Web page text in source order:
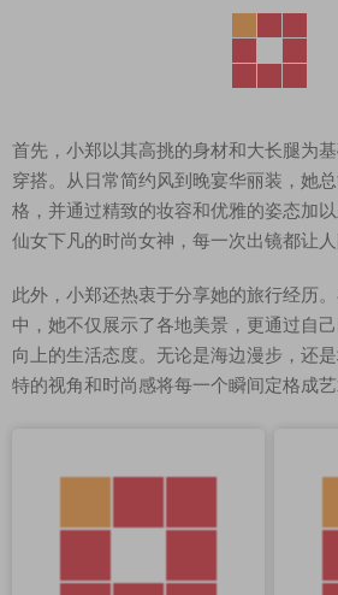
首先，小郑以其高挑的身材和大长腿为
穿搭。从日常简约风到晚宴华丽装，她
格，并通过精致的妆容和优雅的姿态加
仙女下凡的时尚女神，每一次出镜都让人
此外，小郑还热衷于分享她的旅行经历
中，她不仅展示了各地美景，更通过自
向上的生活态度。无论是海边漫步，还
特的视角和时尚感将每一个瞬间定格成艺